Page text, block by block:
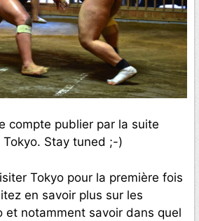
compte publier par la suite
Tokyo. Stay tuned ;-)
Tokyo pour la première fois
en savoir plus sur les
et notamment savoir dans quel